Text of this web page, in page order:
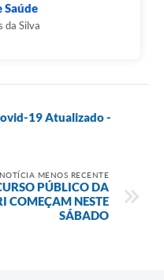
Saúde
da Silva
19 Atualizado -
NOTÍCIA MENOS RECENTE
PÚBLICO DA
COMEÇAM NESTE
SÁBADO